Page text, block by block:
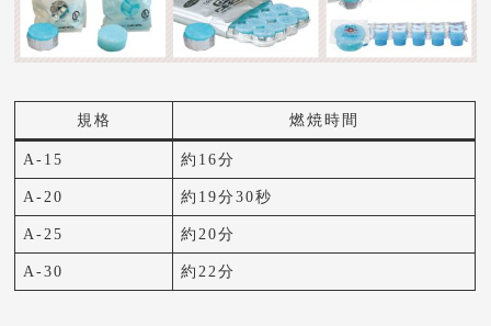
規格 燃焼時間
A-15 約16分
A-20 約19分30秒
A-25 約20分
A-30 約22分